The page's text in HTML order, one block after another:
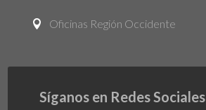
 Oficinas Región Occidente
Síganos en Redes Sociales